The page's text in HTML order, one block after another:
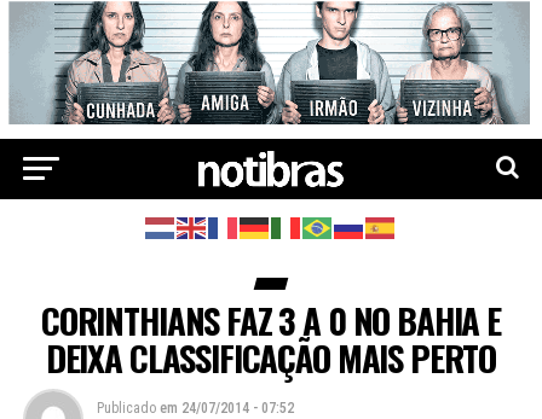
CORINTHIANS FAZ 3 A 0 NO BAHIA E
DEIXA CLASSIFICAÇÃO MAIS PERTO
Publicado em 24/07/2014 - 07:52